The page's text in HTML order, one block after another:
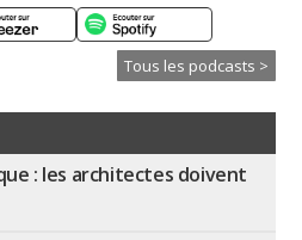
Tous les podcasts >
: les architectes doivent